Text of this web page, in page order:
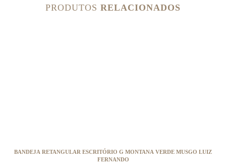
PRODUTOS RELACIONADOS
BANDEJA RETANGULAR ESCRITÓRIO G MONTANA VERDE MUSGO LUIZ
FERNANDO